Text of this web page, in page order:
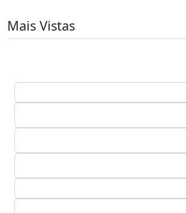
Mais Vistas